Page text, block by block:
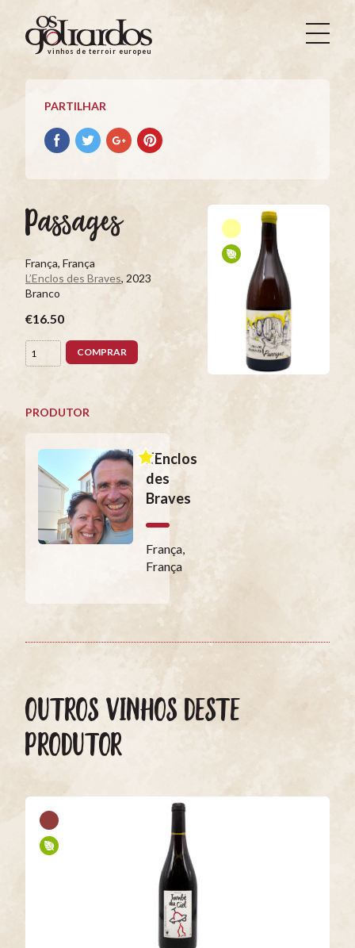
Os
Goliardos
Vinhos
Terroir
Europeus
vinhos de terroir europeus
PARTILHAR
Partilhar
no
Partilhar
no
Partilhar
no
Partilhar
no
Passages
França, França
L’Enclos des Braves, 2023
Branco
€16.50
COMPRAR
PRODUTOR
L’Enclos
des
Braves
França,
França
OUTROS VINHOS DESTE
PRODUTOR